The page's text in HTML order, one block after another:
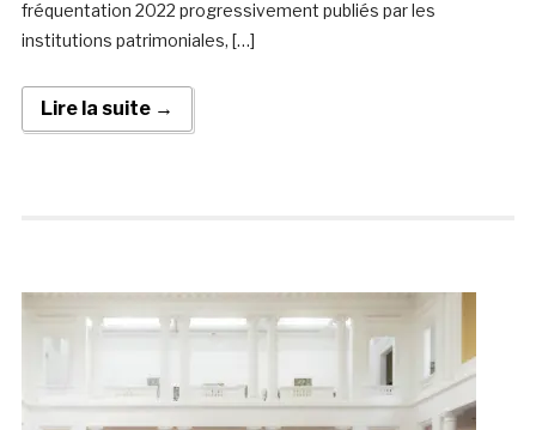
fréquentation 2022 progressivement publiés par les
institutions patrimoniales, […]
Lire la suite →